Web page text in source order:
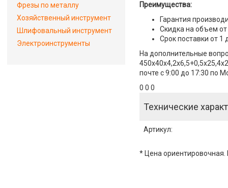
Преимущества:
Гарантия
Скидка на объем от
Срок поставки от 1
На дополнительные
почте с 9:00 до 17:30 по
0 0 0
Технические
Артикул:
* Цена ориентировочная.
Фрезы по металлу
Хозяйственный инструмент
Шлифовальный инструмент
Электроинструменты